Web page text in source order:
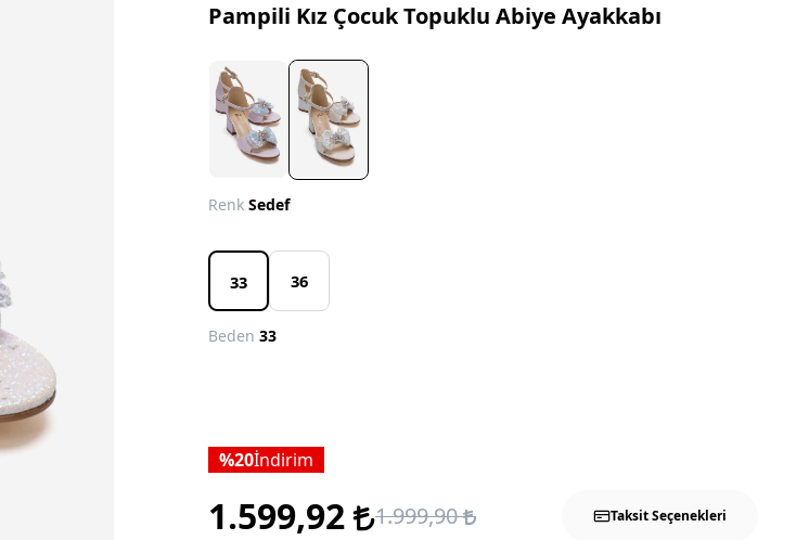
Pampili Kız Çocuk Topuklu Abiye Ayakkabı
RenkSedef
33 36
Beden33
20İndirim
1.599,92 1.999,90 Taksit Seçenekleri